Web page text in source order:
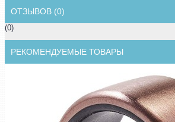
ОТЗЫВОВ (0)
(0)
РЕКОМЕНДУЕМЫЕ ТОВАРЫ